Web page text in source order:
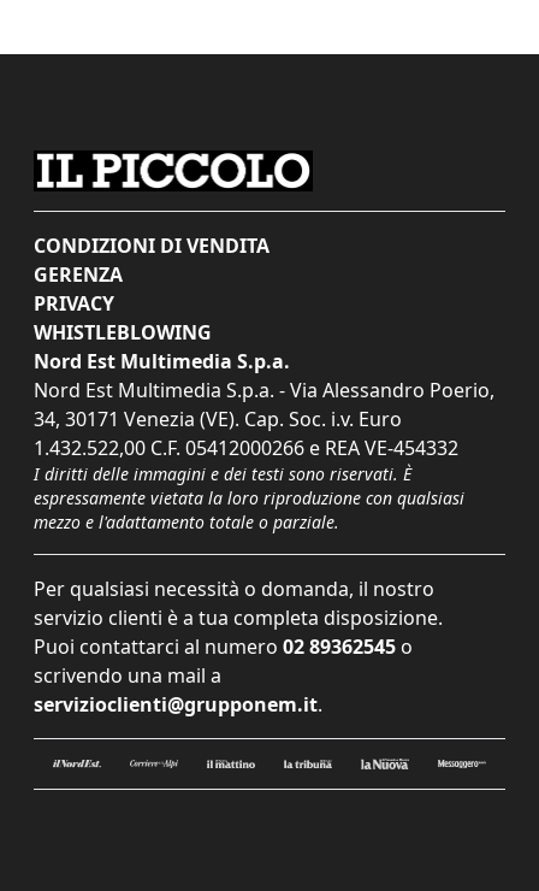
CONDIZIONI DI VENDITA
GERENZA
PRIVACY
WHISTLEBLOWING
Nord Est Multimedia S.p.a.
Nord Est Multimedia S.p.a. - Via Alessandro Poerio,
34, 30171 Venezia (VE). Cap. Soc. i.v. Euro
1.432.522,00 C.F. 05412000266 e REA VE-454332
I diritti delle immagini e dei testi sono riservati. È
espressamente vietata la loro riproduzione con qualsiasi
mezzo e l'adattamento totale o parziale.
Per qualsiasi necessità o domanda, il nostro
servizio clienti è a tua completa disposizione.
Puoi contattarci al numero 02 89362545 o
scrivendo una mail a
servizioclienti@grupponem.it.